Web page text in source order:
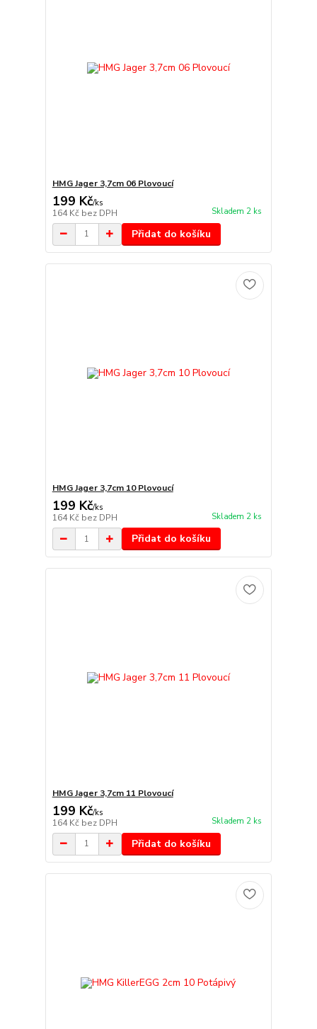
HMG Jager 3,7cm 06 Plovoucí
199 Kč/ks
164 Kč bez DPH Skladem 2 ks
Přidat do košíku
HMG Jager 3,7cm 10 Plovoucí
199 Kč/ks
164 Kč bez DPH Skladem 2 ks
Přidat do košíku
HMG Jager 3,7cm 11 Plovoucí
199 Kč/ks
164 Kč bez DPH Skladem 2 ks
Přidat do košíku